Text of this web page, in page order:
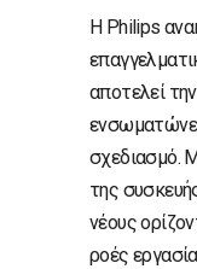
Η Philips
αποτελεί
σχεδιασμό.
της
νέους
ροές